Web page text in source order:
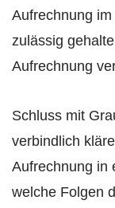
Aufrechnung
zulässig
Aufrechnung
Schluss mit
verbindlich
Aufrechnung in
welche Folgen